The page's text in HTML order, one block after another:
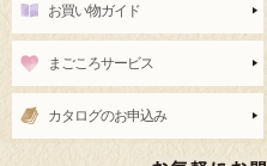
お買い物ガイド
まごころサービス
カタログのお申込み